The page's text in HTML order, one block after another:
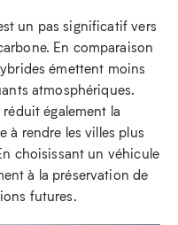
un pas significatif vers
En comparaison
émettent moins
atmosphériques.
également la
à rendre les villes plus
choisissant un véhicule
à la préservation de
futures.